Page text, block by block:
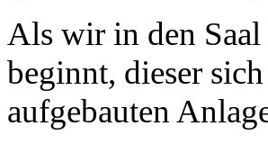
Als wir in den
beginnt, dieser
aufgebauten